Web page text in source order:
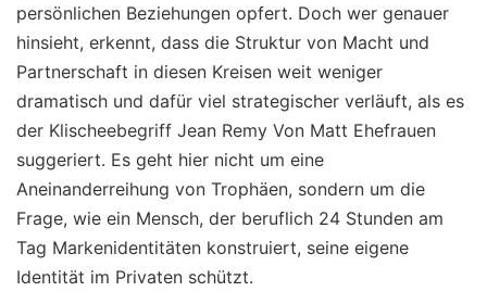
persönlichen Beziehungen opfert. Doch wer genauer
hinsieht, erkennt, dass die Struktur von Macht und
Partnerschaft in diesen Kreisen weit weniger
dramatisch und dafür viel strategischer verläuft, als es
der Klischeebegriff Jean Remy Von Matt Ehefrauen
suggeriert. Es geht hier nicht um eine
Aneinanderreihung von Trophäen, sondern um die
Frage, wie ein Mensch, der beruflich 24 Stunden am
Tag Markenidentitäten konstruiert, seine eigene
Identität im Privaten schützt.